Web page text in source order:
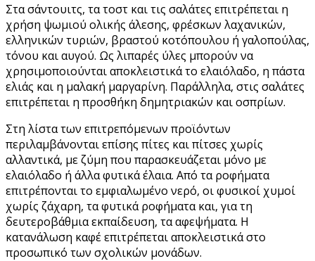
Στα σάντουιτς, τα τοστ και τις σαλάτες επιτρέπεται η
χρήση ψωμιού ολικής άλεσης, φρέσκων λαχανικών,
ελληνικών τυριών, βραστού κοτόπουλου ή γαλοπούλας,
τόνου και αυγού. Ως λιπαρές ύλες μπορούν να
χρησιμοποιούνται αποκλειστικά το ελαιόλαδο, η πάστα
ελιάς και η μαλακή μαργαρίνη. Παράλληλα, στις σαλάτες
επιτρέπεται η προσθήκη δημητριακών και οσπρίων.
Στη λίστα των επιτρεπόμενων προϊόντων
περιλαμβάνονται επίσης πίτες και πίτσες χωρίς
αλλαντικά, με ζύμη που παρασκευάζεται μόνο με
ελαιόλαδο ή άλλα φυτικά έλαια. Από τα ροφήματα
επιτρέπονται το εμφιαλωμένο νερό, οι φυσικοί χυμοί
χωρίς ζάχαρη, τα φυτικά ροφήματα και, για τη
δευτεροβάθμια εκπαίδευση, τα αφεψήματα. Η
κατανάλωση καφέ επιτρέπεται αποκλειστικά στο
προσωπικό των σχολικών μονάδων.